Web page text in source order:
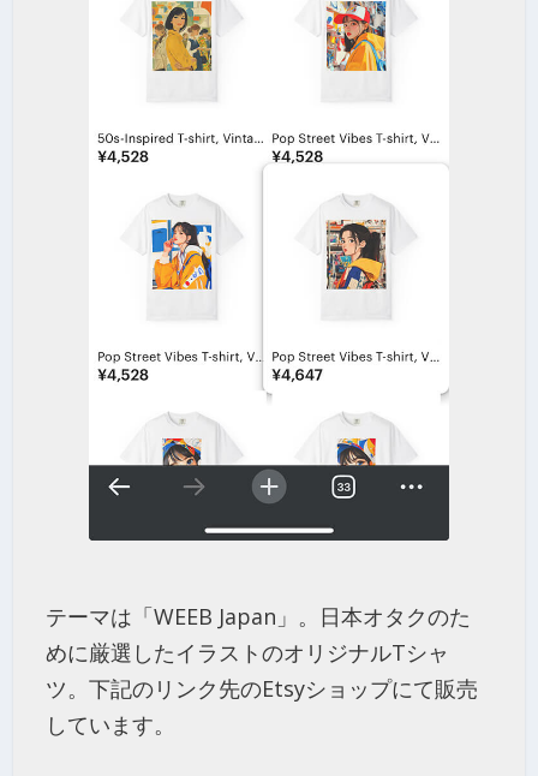
テーマは「WEEB Japan」。日本オタクのた
めに厳選したイラストのオリジナルTシャ
ツ。下記のリンク先のEtsyショップにて販売
しています。